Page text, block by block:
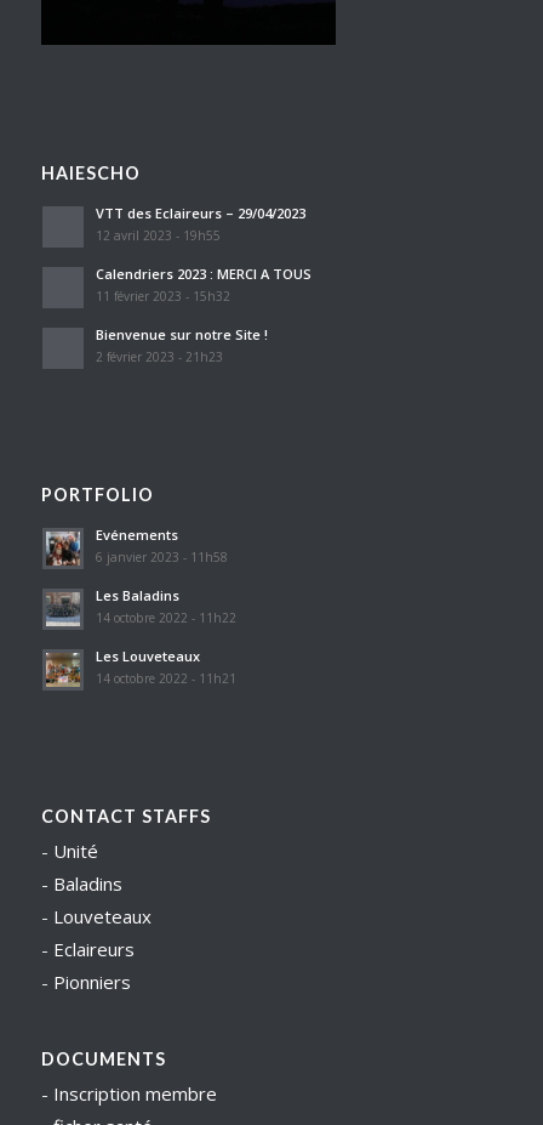
HAIESCHO
VTT des Eclaireurs – 29/04/2023
12 avril 2023 - 19h55
Calendriers 2023 : MERCI A TOUS
11 février 2023 - 15h32
Bienvenue sur notre Site !
2 février 2023 - 21h23
PORTFOLIO
Evénements
6 janvier 2023 - 11h58
Les Baladins
14 octobre 2022 - 11h22
Les Louveteaux
14 octobre 2022 - 11h21
CONTACT STAFFS
- Unité
- Baladins
- Louveteaux
- Eclaireurs
- Pionniers
DOCUMENTS
- Inscription membre